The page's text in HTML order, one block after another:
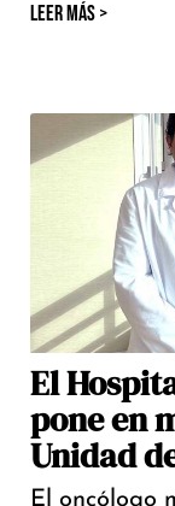
LEER MÁS >
El
pone en
Unidad
El oncólogo